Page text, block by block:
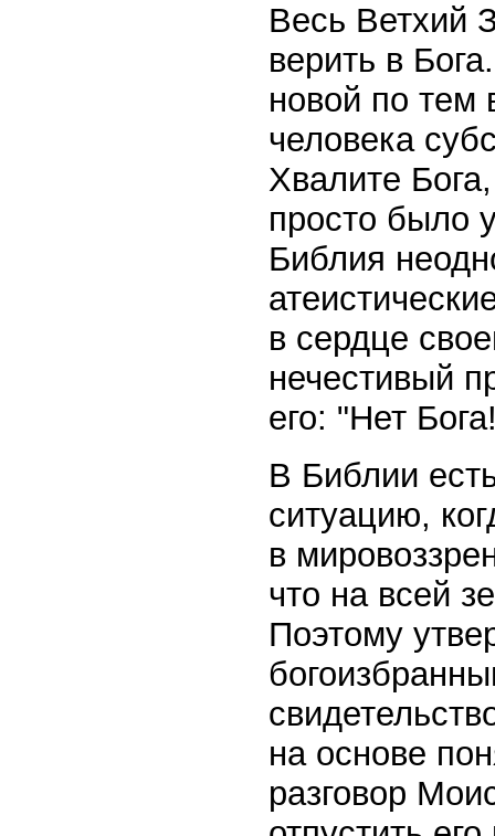
Весь Ветхий
верить в
новой по тем
человека
Хвалите
просто было
Библия
в сердце
нечестивый
его: "Нет
В Библии
ситуацию,
в
что на всей
Поэтому
на основе
разговор